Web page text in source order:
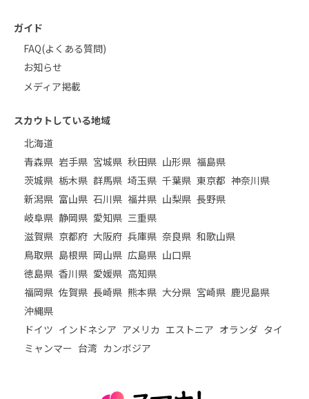
ガイド
FAQ(よくある質問)
お知らせ
メディア掲載
スカウトしている地域
北海道
青森県 岩手県 宮城県 秋田県 山形県 福島県
茨城県 栃木県 群馬県 埼玉県 千葉県 東京都 神奈川県
新潟県 富山県 石川県 福井県 山梨県 長野県
岐阜県 静岡県 愛知県 三重県
滋賀県 京都府 大阪府 兵庫県 奈良県 和歌山県
鳥取県 島根県 岡山県 広島県 山口県
徳島県 香川県 愛媛県 高知県
福岡県 佐賀県 長崎県 熊本県 大分県 宮崎県 鹿児島県
沖縄県
ドイツ インドネシア アメリカ エストニア オランダ タイ
ミャンマー 台湾 カンボジア